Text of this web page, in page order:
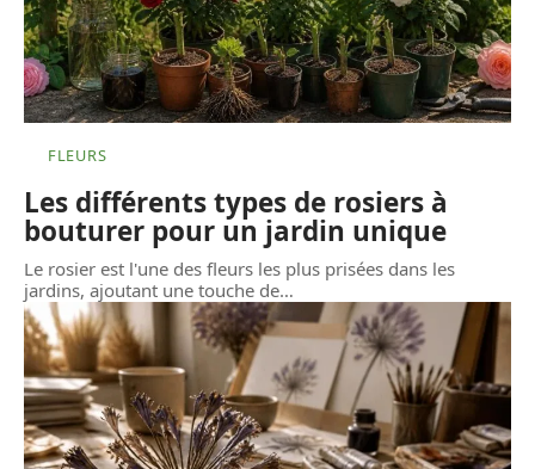
FLEURS
Les différents types de rosiers à
bouturer pour un jardin unique
Le rosier est l'une des fleurs les plus prisées dans les
jardins, ajoutant une touche de…